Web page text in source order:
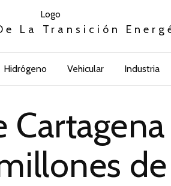
La Transición
Hidrógeno Vehicular Industria